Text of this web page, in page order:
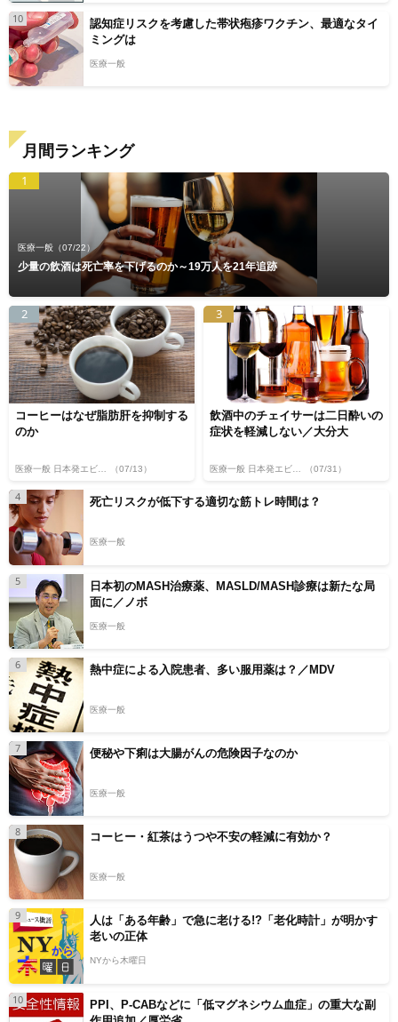
10
認知症リスクを考慮した帯状疱疹ワクチン、最適なタイ
ミングは
医療一般
月間ランキング
1
医療一般 （07/22）
少量の飲酒は死亡率を下げるのか～19万人を21年追跡
2
コーヒーはなぜ脂肪肝を抑制する
のか
医療一般 日本発エビデンス （07/13）
3
飲酒中のチェイサーは二日酔いの
症状を軽減しない／大分大
医療一般 日本発エビデンス （07/31）
4 死亡リスクが低下する適切な筋トレ時間は？
医療一般
5
日本初のMASH治療薬、MASLD/MASH診療は新たな局
面に／ノボ
医療一般
6 熱中症による入院患者、多い服用薬は？／MDV
医療一般
7 便秘や下痢は大腸がんの危険因子なのか
医療一般
8 コーヒー・紅茶はうつや不安の軽減に有効か？
医療一般
9
人は「ある年齢」で急に老ける!?「老化時計」が明かす
老いの正体
NYから木曜日
10
PPI、P-CABなどに「低マグネシウム血症」の重大な副